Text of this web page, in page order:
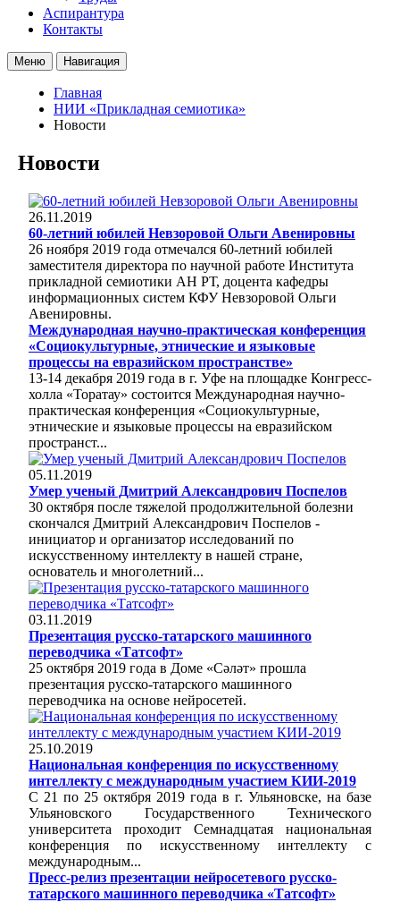
Аспирантура
Контакты
Меню Навигация
Главная
НИИ «Прикладная семиотика»
Новости
Новости
26.11.2019
60-летний юбилей Невзоровой Ольги Авенировны
26 ноября 2019 года отмечался 60-летний юбилей
заместителя директора по научной работе Института
прикладной семиотики АН РТ, доцента кафедры
информационных систем КФУ Невзоровой Ольги
Авенировны.
Международная научно-практическая конференция
«Социокультурные, этнические и языковые
процессы на евразийском пространстве»
13-14 декабря 2019 года в г. Уфе на площадке Конгресс-
холла «Торатау» состоится Международная научно-
практическая конференция «Социокультурные,
этнические и языковые процессы на евразийском
пространст...
05.11.2019
Умер ученый Дмитрий Александрович Поспелов
30 октября после тяжелой продолжительной болезни
скончался Дмитрий Александрович Поспелов -
инициатор и организатор исследований по
искусственному интеллекту в нашей стране,
основатель и многолетний...
03.11.2019
Презентация русско-татарского машинного
переводчика «Татсофт»
25 октября 2019 года в Доме «Сәләт» прошла
презентация русско-татарского машинного
переводчика на основе нейросетей.
25.10.2019
Национальная конференция по искусственному
интеллекту с международным участием КИИ-2019
С 21 по 25 октября 2019 года в г. Ульяновске, на базе
Ульяновского Государственного Технического
университета проходит Семнадцатая национальная
конференция по искусственному интеллекту с
международным...
Пресс-релиз презентации нейросетевого русско-
татарского машинного переводчика «Татсофт»